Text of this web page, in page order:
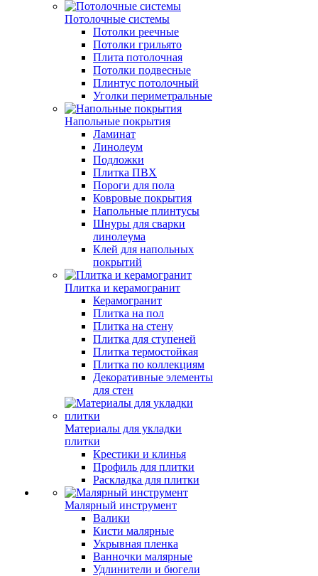
Потолочные системы
Потолки реечные
Потолки грильято
Плита потолочная
Потолки подвесные
Плинтус потолочный
Уголки периметральные
Напольные покрытия
Ламинат
Линолеум
Подложки
Плитка ПВХ
Пороги для пола
Ковровые покрытия
Напольные плинтусы
Шнуры для сварки
линолеума
Клей для напольных
покрытий
Плитка и керамогранит
Керамогранит
Плитка на пол
Плитка на стену
Плитка для ступеней
Плитка термостойкая
Плитка по коллекциям
Декоративные элементы
для стен
Материалы для укладки
плитки
Крестики и клинья
Профиль для плитки
Раскладка для плитки
Малярный инструмент
Валики
Кисти малярные
Укрывная пленка
Ванночки малярные
Удлинители и бюгели